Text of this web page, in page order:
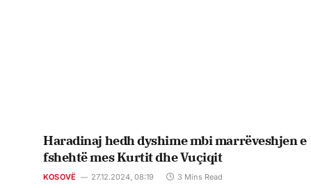
Haradinaj hedh dyshime mbi marrëveshjen e
fshehtë mes Kurtit dhe Vuçiqit
KOSOVË 27.12.2024, 08:19 3 Mins Read